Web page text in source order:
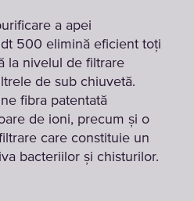
a apei
500 elimină eficient toți
la nivelul de filtrare
de sub chiuvetă.
fibra patentată
de ioni, precum și o
care constituie un
bacteriilor și chisturilor.